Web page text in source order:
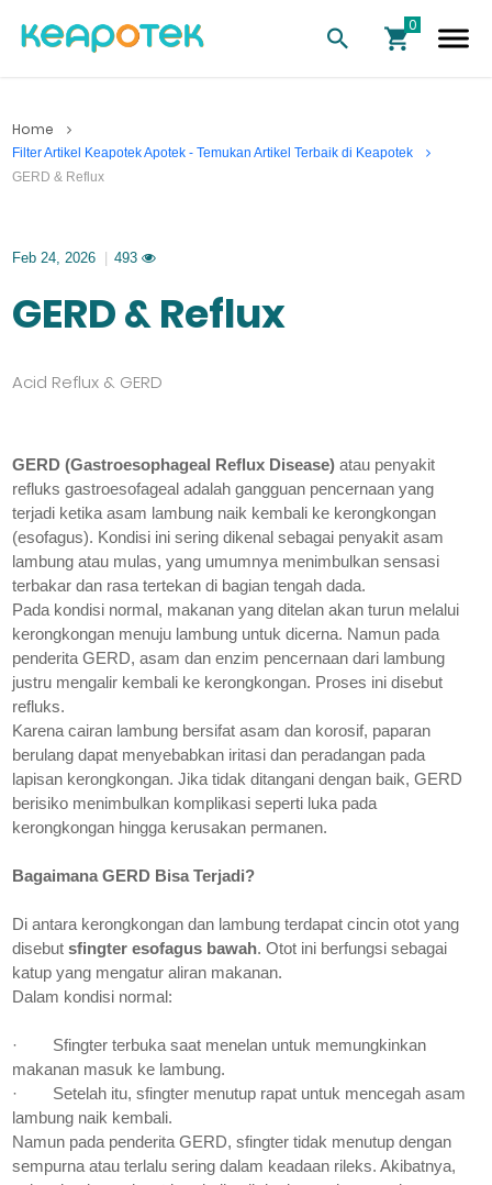
Home
Filter Artikel Keapotek Apotek - Temukan Artikel Terbaik di Keapotek
GERD & Reflux
Feb 24, 2026 493
GERD & Reflux
Acid Reflux & GERD
GERD (Gastroesophageal Reflux Disease) atau penyakit
refluks gastroesofageal adalah gangguan pencernaan yang
terjadi ketika asam lambung naik kembali ke kerongkongan
(esofagus). Kondisi ini sering dikenal sebagai penyakit asam
lambung atau mulas, yang umumnya menimbulkan sensasi
terbakar dan rasa tertekan di bagian tengah dada.
Pada kondisi normal, makanan yang ditelan akan turun melalui
kerongkongan menuju lambung untuk dicerna. Namun pada
penderita GERD, asam dan enzim pencernaan dari lambung
justru mengalir kembali ke kerongkongan. Proses ini disebut
refluks.
Karena cairan lambung bersifat asam dan korosif, paparan
berulang dapat menyebabkan iritasi dan peradangan pada
lapisan kerongkongan. Jika tidak ditangani dengan baik, GERD
berisiko menimbulkan komplikasi seperti luka pada
kerongkongan hingga kerusakan permanen.
Bagaimana GERD Bisa Terjadi?
Di antara kerongkongan dan lambung terdapat cincin otot yang
disebutsfingter esofagus bawah. Otot ini berfungsi sebagai
katup yang mengatur aliran makanan.
Dalam kondisi normal:
·
Sfingter terbuka saat menelan untuk memungkinkan
makanan masuk ke lambung.
·
Setelah itu, sfingter menutup rapat untuk mencegah asam
lambung naik kembali.
Namun pada penderita GERD, sfingter tidak menutup dengan
sempurna atau terlalu sering dalam keadaan rileks. Akibatnya,